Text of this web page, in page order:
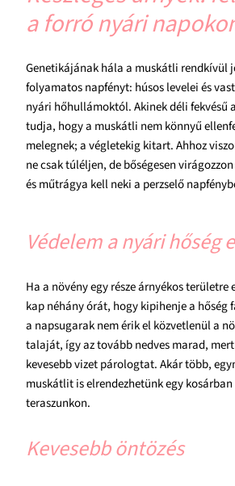
a forró nyári
Genetikájának hála a muskátli rendkívül
folyamatos napfényt: húsos levelei és
nyári hőhullámoktól. Akinek déli fekvésű
tudja, hogy a muskátli nem könnyű
melegnek; a végletekig kitart. Ahhoz
ne csak túléljen, de bőségesen
és műtrágya kell neki a perzselő
Védelem a nyári hőség
Ha a növény egy része árnyékos területre
kap néhány órát, hogy kipihenje a
a napsugarak nem érik el közvetlenül a
talaját, így az tovább nedves marad,
kevesebb vizet párologtat. Akár több,
muskátlit is elrendezhetünk egy
teraszunkon.
Kevesebb öntözés